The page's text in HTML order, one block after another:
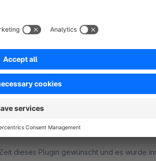
of 5 stars
Ausgabe nicht. Bei uns wäre
Documentation
Onlineshop
dieses Plugin gewünscht und es wurde